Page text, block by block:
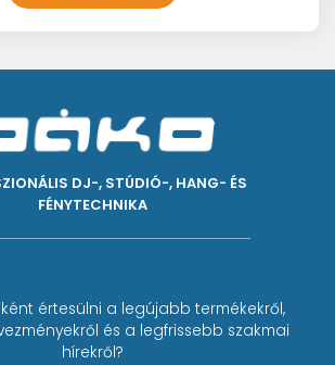
DJ-, STÚDIÓ-, HANG- ÉS
FÉNYTECHNIKA
értesülni a legújabb termékekről,
és a legfrissebb szakmai
hírekről?